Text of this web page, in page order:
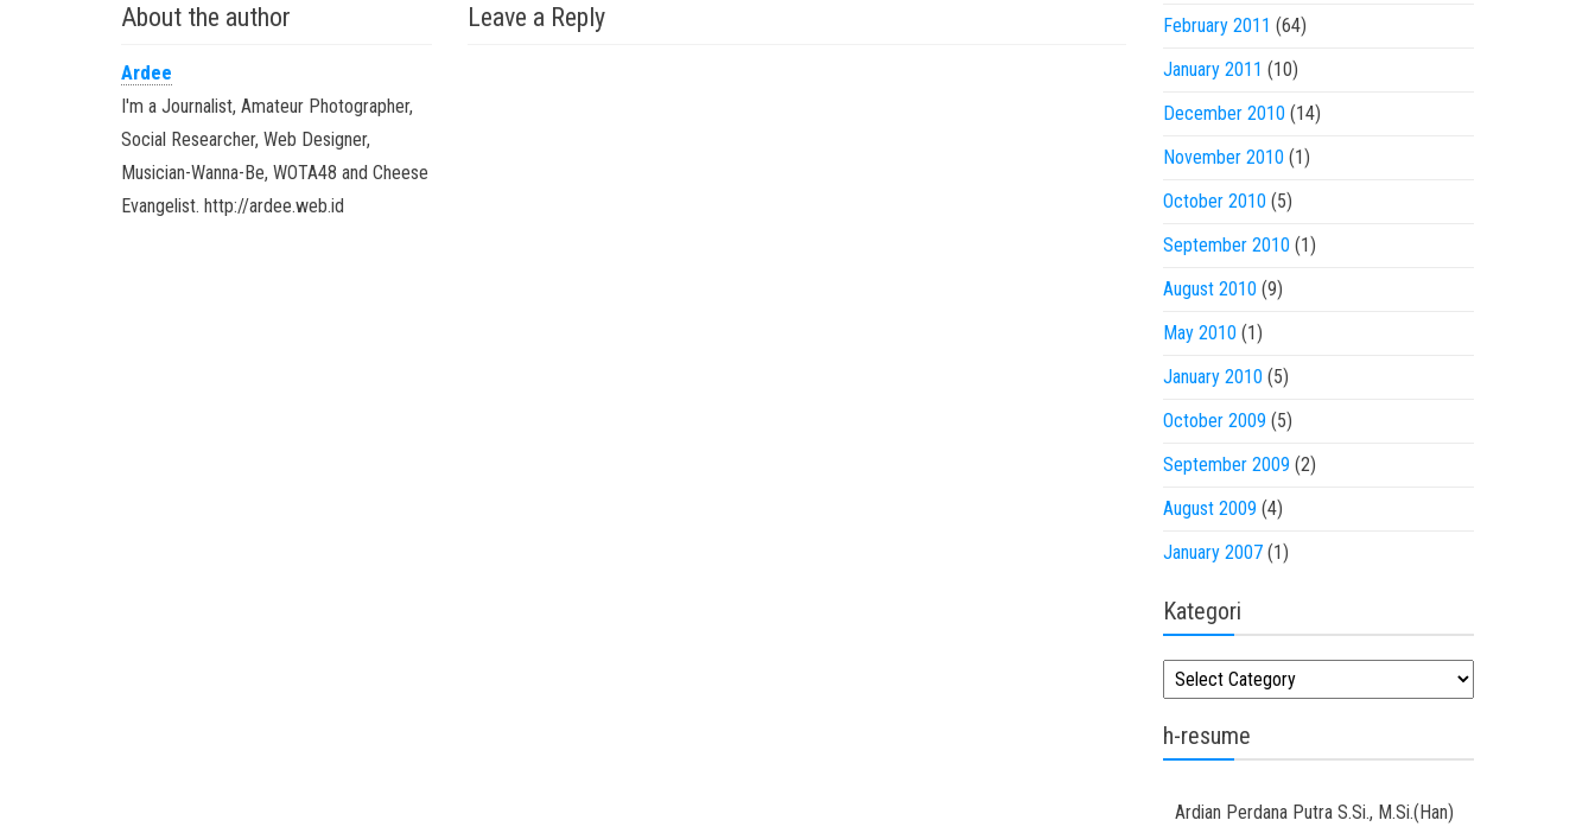
About the author
Ardee
I'm a Journalist, Amateur Photographer,
Social Researcher, Web Designer,
Musician-Wanna-Be, WOTA48 and Cheese
Evangelist. http://ardee.web.id
Leave a Reply
February 2011 (64)
January 2011 (10)
December 2010 (14)
November 2010 (1)
October 2010 (5)
September 2010 (1)
August 2010 (9)
May 2010 (1)
January 2010 (5)
October 2009 (5)
September 2009 (2)
August 2009 (4)
January 2007(1)
Kategori
Kategori
h-resume
Ardian Perdana Putra S.Si., M.Si.(Han)